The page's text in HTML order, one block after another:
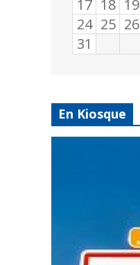
17 18 19
24 25 26
31
En Kiosque